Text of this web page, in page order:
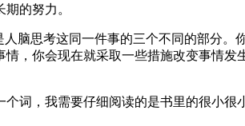
的努力。
思考这同一件事的三个不同的部分。
，你会现在就采取一些措施改变事情
，我需要仔细阅读的是书里的很小很